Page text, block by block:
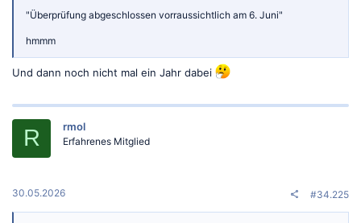
"Überprüfung abgeschlossen vorraussichtlich am 6. Juni"
hmmm
Und dann noch nicht mal ein Jahr dabei
R rmol
Erfahrenes Mitglied
30.05.2026 #34.225